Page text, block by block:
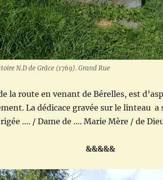
N.D de Grâce (1769). Grand Rue
la route en venant de Bérelles, est
La dédicace gravée sur le linteau
…. / Dame de …. Marie Mère / de
&&&&&